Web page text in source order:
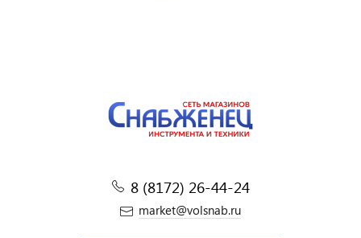
8 (8172) 26-44-24
market@volsnab.ru